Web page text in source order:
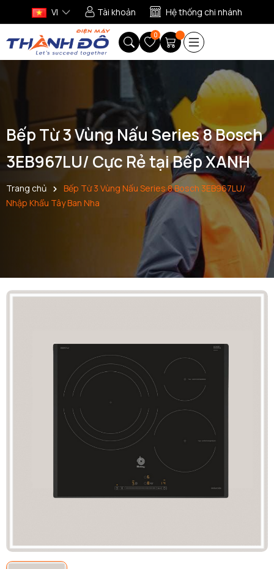
VI Tài khoản Hệ thống chi nhánh
0
Bếp Từ 3 Vùng Nấu Series 8 Bosch
3EB967LU/ Cực Rẻ tại Bếp XANH
Trang chủ
Bếp Từ 3 Vùng Nấu Series 8 Bosch 3EB967LU/
Nhập Khẩu Tây Ban Nha